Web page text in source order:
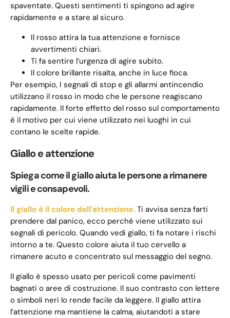
spaventate. Questi sentimenti ti spingono ad agire
rapidamente e a stare al sicuro.
Il rosso attira la tua attenzione e fornisce
avvertimenti chiari.
Ti fa sentire l’urgenza di agire subito.
Il colore brillante risalta, anche in luce fioca.
Per esempio, I segnali di stop e gli allarmi antincendio
utilizzano il rosso in modo che le persone reagiscano
rapidamente. Il forte effetto del rosso sul comportamento
è il motivo per cui viene utilizzato nei luoghi in cui
contano le scelte rapide.
Giallo e attenzione
Spiega come il giallo aiuta le persone a rimanere
vigili e consapevoli.
Il giallo è il colore dell'attenzione. Ti avvisa senza farti
prendere dal panico, ecco perché viene utilizzato sui
segnali di pericolo. Quando vedi giallo, ti fa notare i rischi
intorno a te. Questo colore aiuta il tuo cervello a
rimanere acuto e concentrato sul messaggio del segno.
Il giallo è spesso usato per pericoli come pavimenti
bagnati o aree di costruzione. Il suo contrasto con lettere
o simboli neri lo rende facile da leggere. Il giallo attira
l’attenzione ma mantiene la calma, aiutandoti a stare